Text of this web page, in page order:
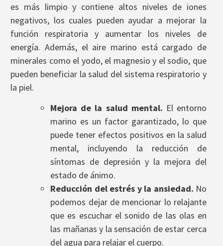
es más limpio y contiene altos niveles de iones
negativos, los cuales pueden ayudar a mejorar la
función respiratoria y aumentar los niveles de
energía. Además, el aire marino está cargado de
minerales como el yodo, el magnesio y el sodio, que
pueden beneficiar la salud del sistema respiratorio y
la piel.
Mejora de la salud mental. El entorno
marino es un factor garantizado, lo que
puede tener efectos positivos en la salud
mental, incluyendo la reducción de
síntomas de depresión y la mejora del
estado de ánimo.
Reducción del estrés y la ansiedad. No
podemos dejar de mencionar lo relajante
que es escuchar el sonido de las olas en
las mañanas y la sensación de estar cerca
del agua para relajar el cuerpo.